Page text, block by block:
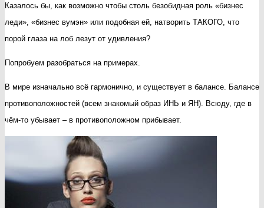
Казалось бы, как возможно чтобы столь безобидная роль «бизнес
леди», «бизнес вумэн» или подобная ей, натворить ТАКОГО, что
порой глаза на лоб лезут от удивления?
Попробуем разобраться на примерах.
В мире изначально всё гармонично, и существует в балансе. Балансе
противоположностей (всем знакомый образ ИНЬ и ЯН). Всюду, где в
чём-то убывает – в противоположном прибывает.